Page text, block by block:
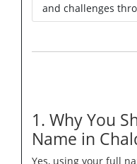
and challenges
1. Why You
Name in
Yes, using your full